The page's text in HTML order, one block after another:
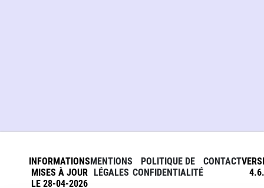
INFORMATIONS
MISES À JOUR
LE 28-04-2026
MENTIONS
LÉGALES
POLITIQUE DE
CONFIDENTIALITÉ
CONTACT